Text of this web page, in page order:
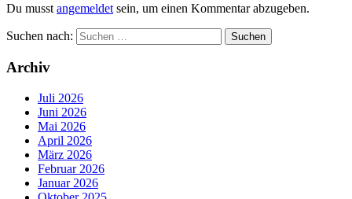
Du musst angemeldet sein, um einen Kommentar abzugeben.
Suchen nach:
Archiv
Juli 2026
Juni 2026
Mai 2026
April 2026
März 2026
Februar 2026
Januar 2026